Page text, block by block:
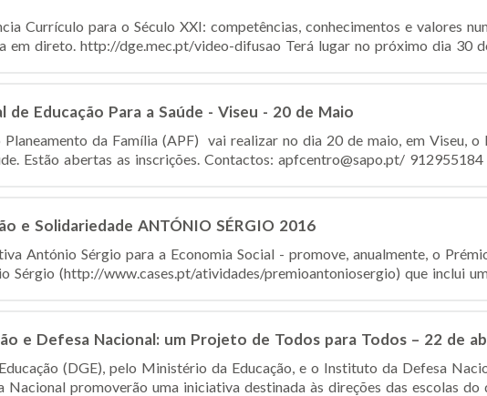
Currículo para o Século XXI: competências, conhecimentos e valores
em direto. http://dge.mec.pt/video-difusao Terá lugar no próximo dia 30
de Educação Para a Saúde - Viseu - 20 de Maio
da Família (APF) vai realizar no dia 20 de maio, em Viseu, o
Estão abertas as inscrições. Contactos: apfcentro@sapo.pt/ 912955184
e Solidariedade ANTÓNIO SÉRGIO 2016
António Sérgio para a Economia Social - promove, anualmente, o
Sérgio (http://www.cases.pt/atividades/premioantoniosergio) que inclui
e Defesa Nacional: um Projeto de Todos para Todos – 22 de
(DGE), pelo Ministério da Educação, e o Instituto da Defesa
Nacional promoverão uma iniciativa destinada às direções das escolas